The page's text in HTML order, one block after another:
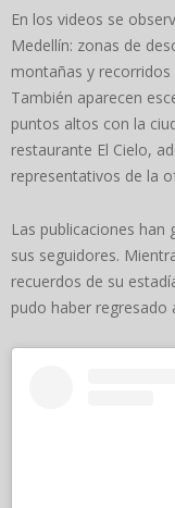
En los videos se
Medellín: zonas de
montañas y
También aparecen
puntos altos con la
restaurante El Cielo,
representativos de la
Las publicaciones
sus seguidores.
recuerdos de su
pudo haber regresado